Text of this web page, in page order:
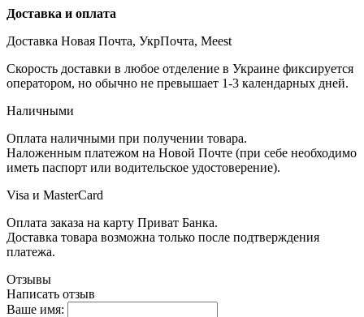
Доставка и оплата
Доставка Новая Почта, УкрПочта, Meest
Скорость доставки в любое отделение в Украине фиксируется
оператором, но обычно не превышает 1-3 календарных дней.
Наличными
Оплата наличными при получении товара.
Наложенным платежом на Новой Почте (при себе необходимо
иметь паспорт или водительское удостоверение).
Visa и MasterCard
Оплата заказа на карту Приват Банка.
Доставка товара возможна только после подтверждения
платежа.
Отзывы
Написать отзыв
Ваше имя: